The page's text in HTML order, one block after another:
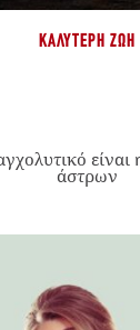
ΚΑΛΎΤΕΡΗ ΖΩΉ
άστρων